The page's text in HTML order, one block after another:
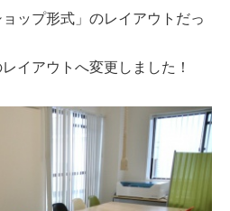
ップ形式」のレイアウトだっ
イアウトへ変更しました！